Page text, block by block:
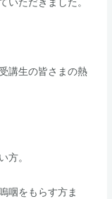
講生の皆さまの熱
方。
咽をもらす方ま